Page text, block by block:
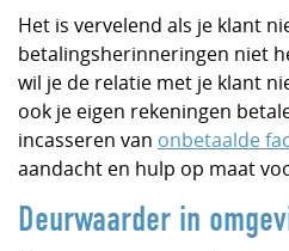
Het is vervelend als je klant
betalingsherinneringen niet
wil je de relatie met je klant
ook je eigen rekeningen
incasseren van onbetaalde
aandacht en hulp op maat
Deurwaarder in